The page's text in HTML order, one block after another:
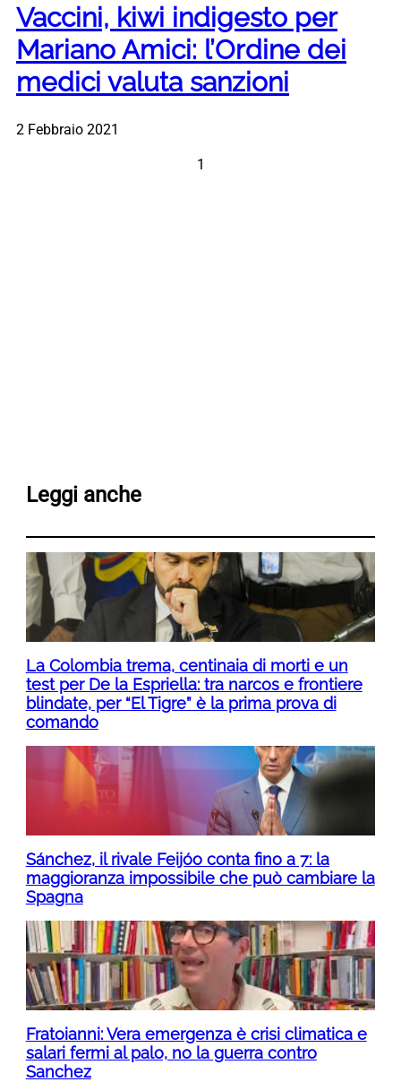
Vaccini, kiwi indigesto per
Mariano Amici: l’Ordine dei
medici valuta sanzioni
2 Febbraio 2021
1
Leggi anche
La Colombia trema, centinaia di morti e un
test per De la Espriella: tra narcos e frontiere
blindate, per “El Tigre” è la prima prova di
comando
Sánchez, il rivale Feijóo conta fino a 7: la
maggioranza impossibile che può cambiare la
Spagna
Fratoianni: Vera emergenza è crisi climatica e
salari fermi al palo, no la guerra contro
Sanchez